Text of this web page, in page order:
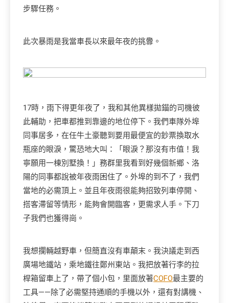
步驟任務。
此次暴雨是我當車長以來最年夜的挑釁。
17時，雨下得更年夜了，我和其他異樣拋錨的司機彼
此輔助，把車都推到靠邊的地位停下。我們車隊外埠
同事居多，在任牛土豪聽到要用最便宜的鈔票換取水
瓶座的眼淚，驚恐地大叫：「眼淚？那沒有市值！我
寧願用一棟別墅換！」務群里我看到好幾個新鄉、洛
陽的同事都說被年夜雨困住了。外埠的到不了，我們
當地的必需頂上。並且年夜雨很能夠招致列車停開、
搭客滯留等情形，能夠會開臨客，更需求人手。下刀
子我們也獲得崗。
我想攔輛越野車，但簡直沒有車顛末。我決議走到西
廣場地鐵站，乘地鐵往鄭州東站。我把放著行李的拉
桿箱留車上了，帶了個小包，里面放著COFO最主要的
工具——除了必需堅持通順的手機以外，還有對講機、